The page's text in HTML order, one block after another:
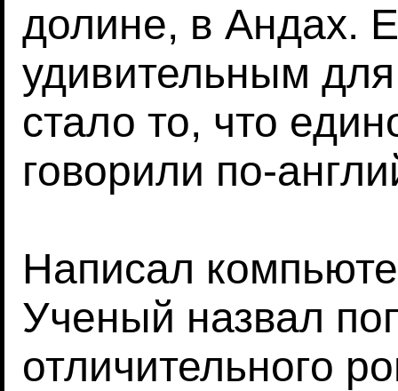
долине, в Андах.
удивительным
стало то, что
говорили по-
Написал
Ученый назвал
отличительного